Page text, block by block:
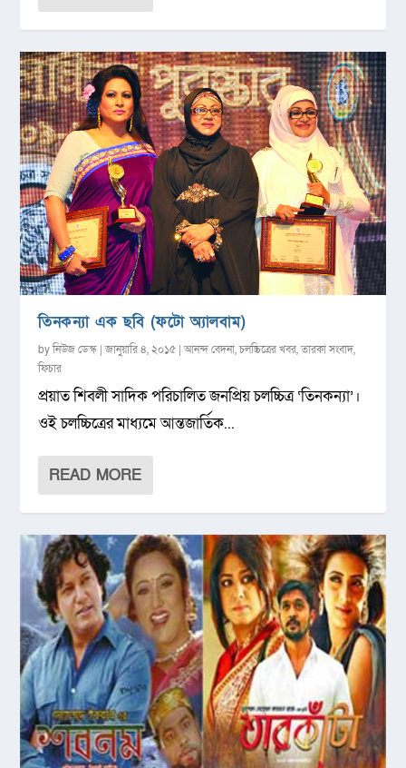
তিনকন্যা এক ছবি (ফটো অ্যালবাম)
byনিউজ ডেস্ক |জানুয়ারি ৪, ২০১৫ |আনন্দ বেদনা,চলচ্চিত্রের খবর,তারকা সংবাদ,
ফিচার
প্রয়াত শিবলী সাদিক পরিচালিত জনপ্রিয় চলচ্চিত্র ‘তিনকন্যা’।
ওই চলচ্চিত্রের মাধ্যমে আন্তজার্তিক...
READ MORE